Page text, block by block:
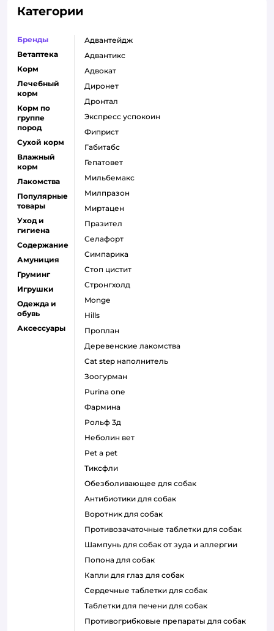
Категории
Бренды
Ветаптека
Корм
Лечебный
корм
Корм по
группе
пород
Сухой корм
Влажный
корм
Лакомства
Популярные
товары
Уход и
гигиена
Содержание
Амуниция
Груминг
Игрушки
Одежда и
обувь
Аксессуары
адвантейдж
адвантикс
адвокат
диронет
дронтал
экспресс успокоин
фиприст
габитабс
гепатовет
мильбемакс
милпразон
миртацен
празител
селафорт
симпарика
стоп цистит
стронгхолд
monge
hills
проплан
деревенские лакомства
cat step наполнитель
зоогурман
purina one
фармина
рольф 3д
неболин вет
pet a pet
тиксфли
обезболивающее для собак
антибиотики для собак
воротник для собак
противозачаточные таблетки для собак
шампунь для собак от зуда и аллергии
попона для собак
капли для глаз для собак
сердечные таблетки для собак
таблетки для печени для собак
противогрибковые препараты для собак